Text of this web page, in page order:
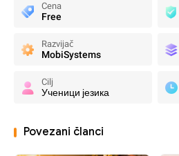
Cena
Free
Razvijač
MobiSystems
Cilj
Ученици језика
Povezani članci